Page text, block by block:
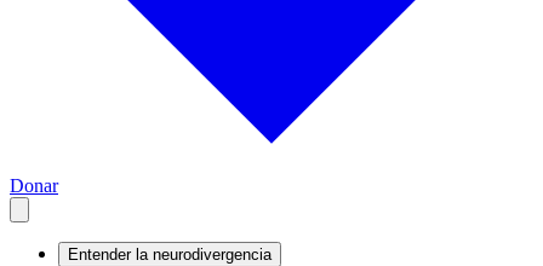
Donar
Entender la neurodivergencia